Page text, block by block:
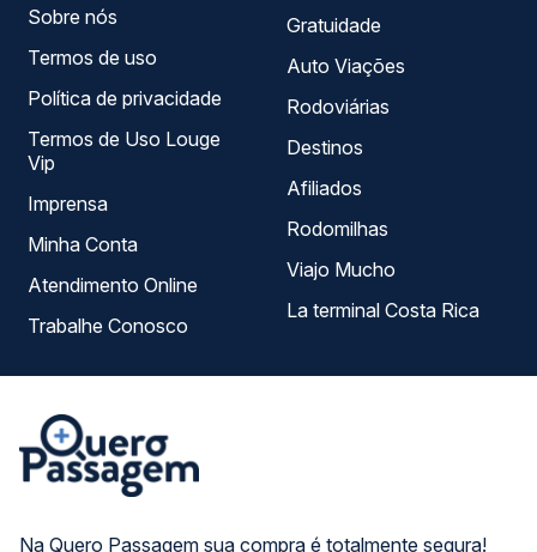
Na Quero Passagem sua compra é totalmente segura!
Sobre nós
Termos de uso
Política de privacidade
Termos de Uso Louge
Vip
Imprensa
Minha Conta
Atendimento Online
Trabalhe Conosco
Gratuidade
Auto Viações
Rodoviárias
Destinos
Afiliados
Rodomilhas
Viajo Mucho
La terminal Costa Rica